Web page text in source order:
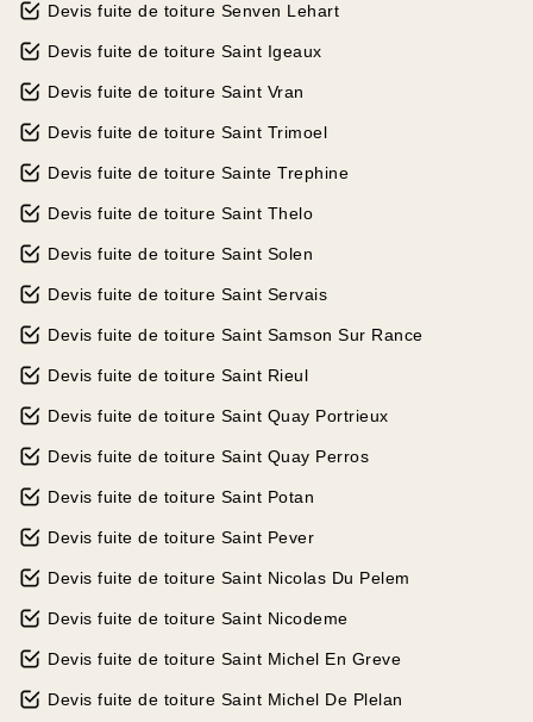
Devis fuite de toiture Senven Lehart
Devis fuite de toiture Saint Igeaux
Devis fuite de toiture Saint Vran
Devis fuite de toiture Saint Trimoel
Devis fuite de toiture Sainte Trephine
Devis fuite de toiture Saint Thelo
Devis fuite de toiture Saint Solen
Devis fuite de toiture Saint Servais
Devis fuite de toiture Saint Samson Sur Rance
Devis fuite de toiture Saint Rieul
Devis fuite de toiture Saint Quay Portrieux
Devis fuite de toiture Saint Quay Perros
Devis fuite de toiture Saint Potan
Devis fuite de toiture Saint Pever
Devis fuite de toiture Saint Nicolas Du Pelem
Devis fuite de toiture Saint Nicodeme
Devis fuite de toiture Saint Michel En Greve
Devis fuite de toiture Saint Michel De Plelan